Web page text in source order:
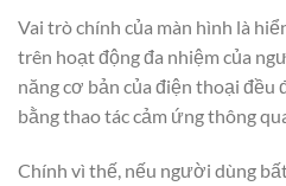
Vai trò chính của màn hình là
trên hoạt động đa nhiệm của
năng cơ bản của điện thoại
bằng thao tác cảm ứng thông
Chính vì thế, nếu người dùng